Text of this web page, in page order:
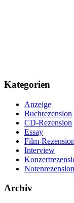
Kategorien
Anzeige
Buchrezension
CD-Rezension
Essay
Film-Rezension
Interview
Notenrezension
Archiv